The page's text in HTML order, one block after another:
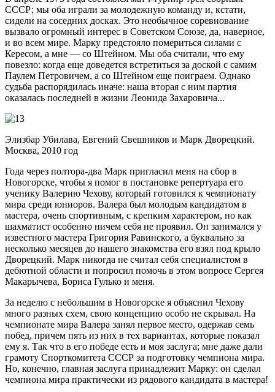
СССР; мы оба играли за молодежную команду и, кстати,
сидели на соседних досках. Это необычное соревнование
вызвало огромный интерес в Советском Союзе, да, наверное,
и во всем мире. Марку предстояло помериться силами с
Кересом, а мне — со Штейном. Мы оба считали, что ему
повезло: когда еще доведется встретиться за доской с самим
Паулем Петровичем, а со Штейном еще поиграем. Однако
судьба распорядилась иначе: наша вторая с ним партия
оказалась последней в жизни Леонида Захаровича...
Элизбар Убилава, Евгений Свешников и Марк Дворецкий.
Москва, 2010 год
Года через полтора-два Марк пригласил меня на сбор в
Новогорске, чтобы я помог в постановке репертуара его
ученику Валерию Чехову, который готовился к чемпионату
мира среди юниоров. Валера был молодым кандидатом в
мастера, очень спортивным, с крепким характером, но как
шахматист особенно ничем себя не проявил. Он занимался у
известного мастера Григория Равинского, а буквально за
несколько месяцев до нашего знакомства его взял под крыло
Дворецкий. Марк никогда не считал себя специалистом в
дебютной области и попросил помочь в этом вопросе Сергея
Макарычева, Бориса Гулько и меня.
За неделю с небольшим в Новогорске я объяснил Чехову
много разных схем, свою концепцию особо не скрывал. На
чемпионате мира Валера занял первое место, одержав семь
побед, причем пять из них в тех вариантах, которые показал
ему я. Так что в его победе есть и моя заслуга; мне даже дали
грамоту Спорткомитета СССР за подготовку чемпиона мира.
Но, конечно, главная заслуга принадлежит Марку: он сделал
чемпиона мира практически из рядового кандидата в мастера!